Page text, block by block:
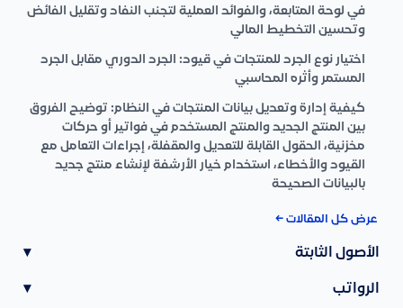
في لوحة المتابعة، والفوائد العملية لتجنب النفاد وتقليل الفائض
وتحسين التخطيط المالي
اختيار نوع الجرد للمنتجات في قيود: الجرد الدوري مقابل الجرد
المستمر وأثره المحاسبي
كيفية إدارة وتعديل بيانات المنتجات في النظام: توضيح الفروق
بين المنتج الجديد والمنتج المستخدم في فواتير أو حركات
مخزنية، الحقول القابلة للتعديل والمقفلة، إجراءات التعامل مع
القيود والأخطاء، استخدام خيار الأرشفة لإنشاء منتج جديد
بالبيانات الصحيحة
عرض كل المقالات ←
الأصول الثابتة ▾
الرواتب ▾